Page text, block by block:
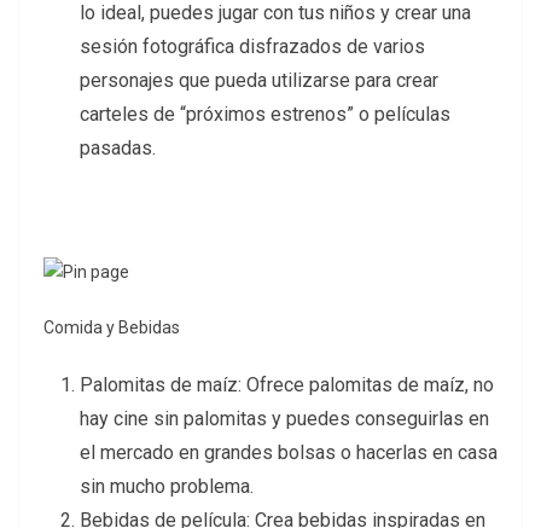
lo ideal, puedes jugar con tus niños y crear una
sesión fotográfica disfrazados de varios
personajes que pueda utilizarse para crear
carteles de “próximos estrenos” o películas
pasadas.
Comida y Bebidas
Palomitas de maíz: Ofrece palomitas de maíz, no
hay cine sin palomitas y puedes conseguirlas en
el mercado en grandes bolsas o hacerlas en casa
sin mucho problema.
Bebidas de película: Crea bebidas inspiradas en